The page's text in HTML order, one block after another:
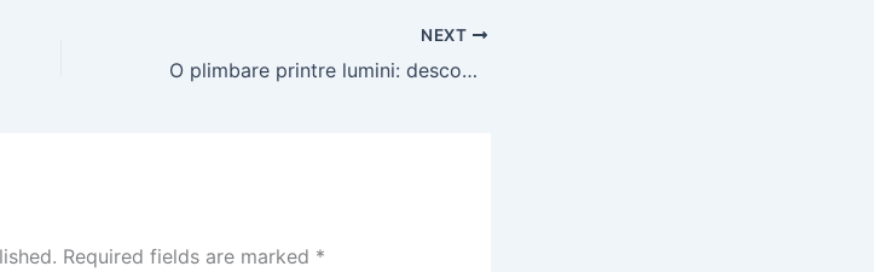
NEXT
O plimbare printre lumini: descoperirea universului de divertisment în cazinourile online
Required fields are marked *